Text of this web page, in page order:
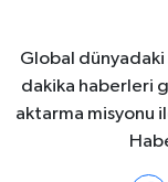
Global dünyadaki
dakika haberleri
aktarma misyonu